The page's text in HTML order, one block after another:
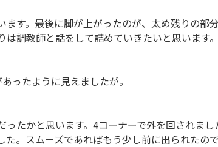
ます。最後に脚が上がったのが、太め残りの部
調教師と話をして詰めていきたいと思います。
ったように見えましたが。
ったかと思います。4コーナーで外を回されま
。スムーズであればもう少し前に出られたの